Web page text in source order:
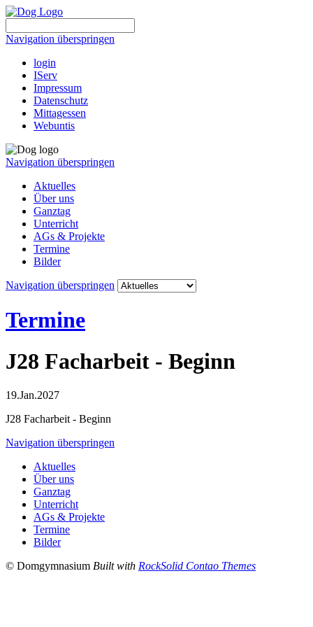
Navigation überspringen
login
IServ
Impressum
Datenschutz
Mittagessen
Webuntis
Navigation überspringen
Aktuelles
Über uns
Ganztag
Unterricht
AGs & Projekte
Termine
Bilder
Navigation überspringen
Termine
J28 Facharbeit - Beginn
19.Jan.2027
J28 Facharbeit - Beginn
Navigation überspringen
Aktuelles
Über uns
Ganztag
Unterricht
AGs & Projekte
Termine
Bilder
© Domgymnasium Built with RockSolid Contao Themes